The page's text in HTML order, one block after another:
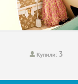
Купили: 3